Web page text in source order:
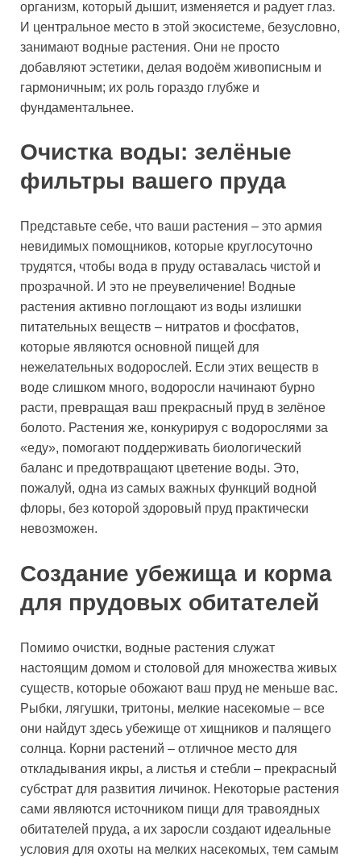
организм, который дышит, изменяется и радует глаз.
И центральное место в этой экосистеме, безусловно,
занимают водные растения. Они не просто
добавляют эстетики, делая водоём живописным и
гармоничным; их роль гораздо глубже и
фундаментальнее.
Очистка воды: зелёные
фильтры вашего пруда
Представьте себе, что ваши растения – это армия
невидимых помощников, которые круглосуточно
трудятся, чтобы вода в пруду оставалась чистой и
прозрачной. И это не преувеличение! Водные
растения активно поглощают из воды излишки
питательных веществ – нитратов и фосфатов,
которые являются основной пищей для
нежелательных водорослей. Если этих веществ в
воде слишком много, водоросли начинают бурно
расти, превращая ваш прекрасный пруд в зелёное
болото. Растения же, конкурируя с водорослями за
«еду», помогают поддерживать биологический
баланс и предотвращают цветение воды. Это,
пожалуй, одна из самых важных функций водной
флоры, без которой здоровый пруд практически
невозможен.
Создание убежища и корма
для прудовых обитателей
Помимо очистки, водные растения служат
настоящим домом и столовой для множества живых
существ, которые обожают ваш пруд не меньше вас.
Рыбки, лягушки, тритоны, мелкие насекомые – все
они найдут здесь убежище от хищников и палящего
солнца. Корни растений – отличное место для
откладывания икры, а листья и стебли – прекрасный
субстрат для развития личинок. Некоторые растения
сами являются источником пищи для травоядных
обитателей пруда, а их заросли создают идеальные
условия для охоты на мелких насекомых, тем самым